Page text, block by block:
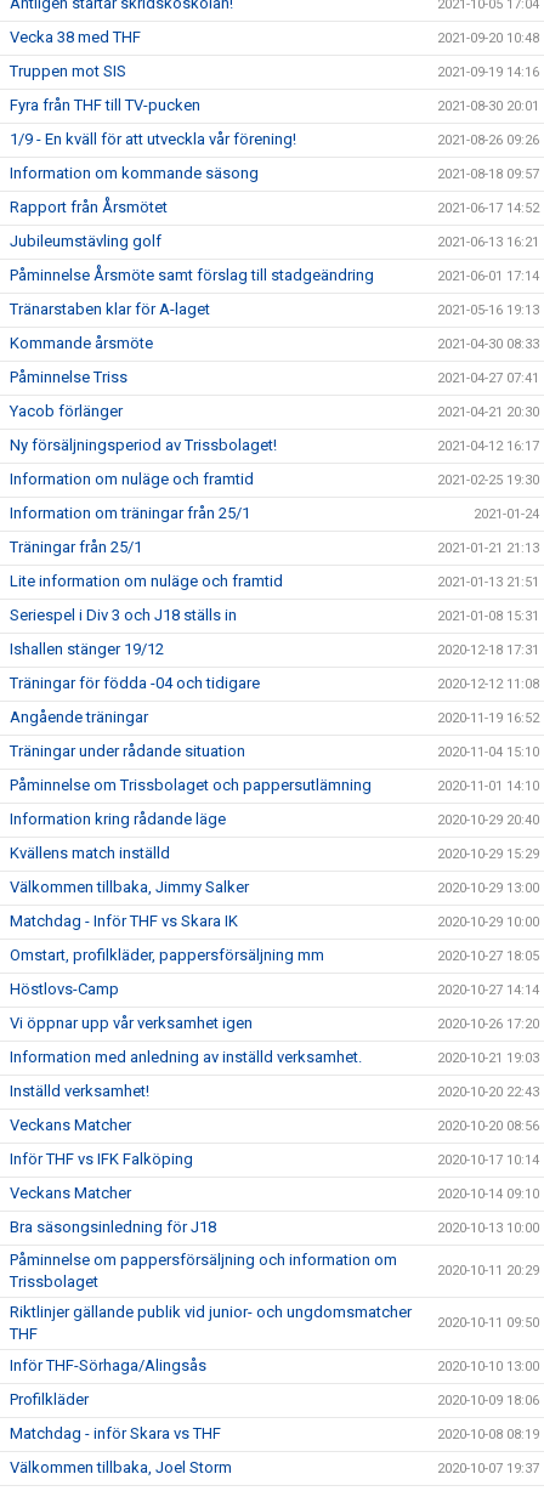
2021-10-05 17:04
Vecka 38 med THF 2021-09-20 10:48
Truppen mot SIS 2021-09-19 14:16
Fyra från THF till TV-pucken 2021-08-30 20:01
1/9 - En kväll för att utveckla vår förening! 2021-08-26 09:26
Information om kommande säsong 2021-08-18 09:57
Rapport från Årsmötet 2021-06-17 14:52
Jubileumstävling golf 2021-06-13 16:21
Påminnelse Årsmöte samt förslag till stadgeändring 2021-06-01 17:14
Tränarstaben klar för A-laget 2021-05-16 19:13
Kommande årsmöte 2021-04-30 08:33
Påminnelse Triss 2021-04-27 07:41
Yacob förlänger 2021-04-21 20:30
Ny försäljningsperiod av Trissbolaget! 2021-04-12 16:17
Information om nuläge och framtid 2021-02-25 19:30
Information om träningar från 25/1 2021-01-24
Träningar från 25/1 2021-01-21 21:13
Lite information om nuläge och framtid 2021-01-13 21:51
Seriespel i Div 3 och J18 ställs in 2021-01-08 15:31
Ishallen stänger 19/12 2020-12-18 17:31
Träningar för födda -04 och tidigare 2020-12-12 11:08
Angående träningar 2020-11-19 16:52
Träningar under rådande situation 2020-11-04 15:10
Påminnelse om Trissbolaget och pappersutlämning 2020-11-01 14:10
Information kring rådande läge 2020-10-29 20:40
Kvällens match inställd 2020-10-29 15:29
Välkommen tillbaka, Jimmy Salker 2020-10-29 13:00
Matchdag - Inför THF vs Skara IK 2020-10-29 10:00
Omstart, profilkläder, pappersförsäljning mm 2020-10-27 18:05
Höstlovs-Camp 2020-10-27 14:14
Vi öppnar upp vår verksamhet igen 2020-10-26 17:20
Information med anledning av inställd verksamhet. 2020-10-21 19:03
Inställd verksamhet! 2020-10-20 22:43
Veckans Matcher 2020-10-20 08:56
Inför THF vs IFK Falköping 2020-10-17 10:14
Veckans Matcher 2020-10-14 09:10
Bra säsongsinledning för J18 2020-10-13 10:00
Påminnelse om pappersförsäljning och information om
Trissbolaget
2020-10-11 20:29
Riktlinjer gällande publik vid junior- och ungdomsmatcher
THF
2020-10-11 09:50
Inför THF-Sörhaga/Alingsås 2020-10-10 13:00
Profilkläder 2020-10-09 18:06
Matchdag - inför Skara vs THF 2020-10-08 08:19
Välkommen tillbaka, Joel Storm 2020-10-07 19:37